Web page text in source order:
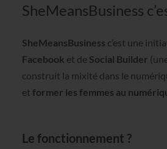
SheMeansBusiness
SheMeansBusiness c’est une
Facebook et de Social Builder
construit la mixité dans le
et former les femmes au
Le fonctionnement ?